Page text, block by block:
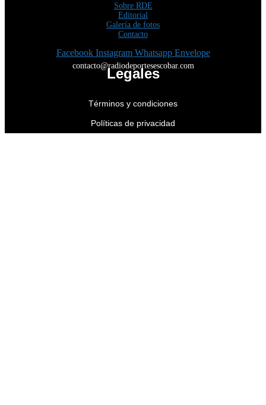
Sobre RDE
Editorial
Galería de fotos
Contacto
Facebook Instagram Whatsapp Envelope
contacto@radiodeportesescobar.com
Legales
Términos y condiciones
Políticas de privacidad